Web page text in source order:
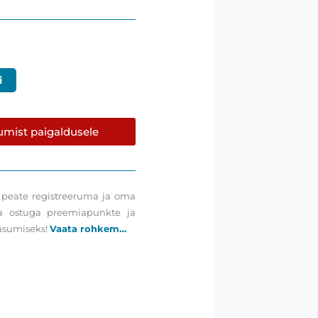
paigaldusele
registreeruma ja oma
ostuga preemiapunkte ja
Vaata rohkem…